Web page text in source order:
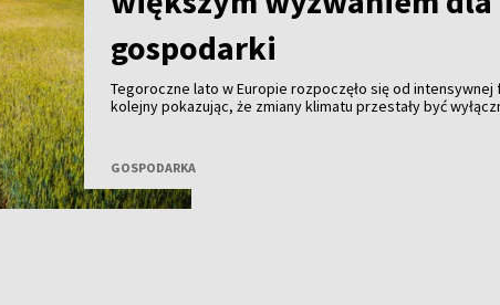
gospodarki
Tegoroczne lato w Europie rozpoczęło się od intensywnej
kolejny pokazując, że zmiany klimatu przestały być
Potwierdzają to najnowsze badania Europejskiego Banku
których wynika, że ekstremalne temperatury ograniczają
gospodarczą i jednocześnie zwiększają presję na wzrost
wskazuje Aleksandras Izgorodinas, ekonomista banku
GOSPODARKA